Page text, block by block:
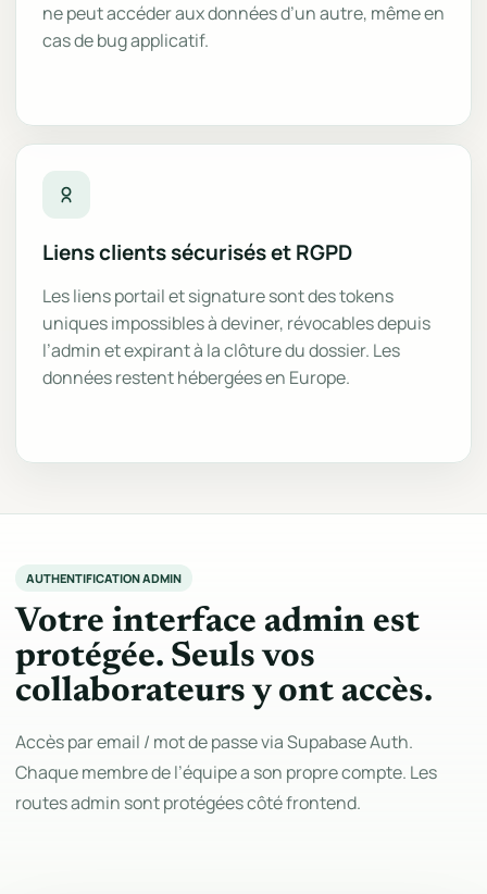
ne peut accéder aux données d’un autre, même en
cas de bug applicatif.
Liens clients sécurisés et RGPD
Les liens portail et signature sont des tokens
uniques impossibles à deviner, révocables depuis
l’admin et expirant à la clôture du dossier. Les
données restent hébergées en Europe.
AUTHENTIFICATION ADMIN
Votre interface admin est
protégée. Seuls vos
collaborateurs y ont accès.
Accès par email / mot de passe via Supabase Auth.
Chaque membre de l’équipe a son propre compte. Les
routes admin sont protégées côté frontend.